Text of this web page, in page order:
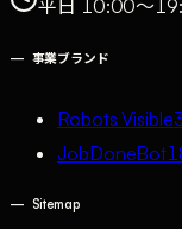
平日 10:00〜
— 事業ブランド
Robots Visible
JobDoneBot
— Sitemap